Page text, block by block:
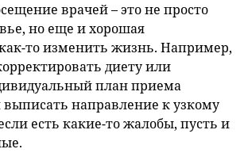
врачей – это не просто
но еще и хорошая
то изменить жизнь. Например,
диету или
план приема
выписать направление к узкому
есть какие-то жалобы, пусть и